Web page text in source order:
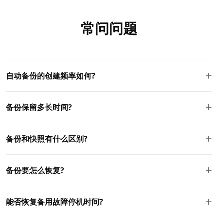
常问问题
自动备份的创建频率如何? +
每天晚上运行, 以尽量减少性能影响。 每周备份每周日运行 。
备份保留多长时间? +
14天,预备计划包括28天的后备保留。
备份和快照有什么区别? +
打印的服务器副本,您在进行更新或部署等更改之前手动创建的服
备份要怎么恢复? +
要恢复的备份, 并单击“ 恢复” 。 您的服务器将在几分钟内恢复到
能否恢复备用故障停机时间? +